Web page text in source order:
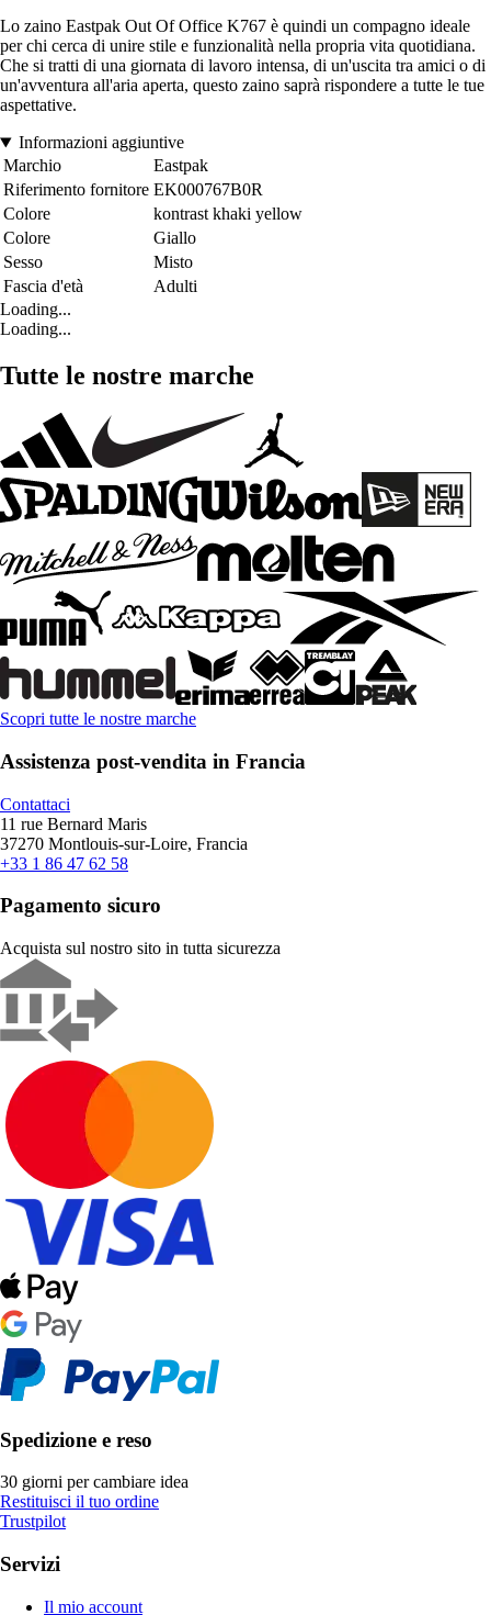
Lo zaino Eastpak Out Of Office K767 è quindi un compagno ideale
per chi cerca di unire stile e funzionalità nella propria vita quotidiana.
Che si tratti di una giornata di lavoro intensa, di un'uscita tra amici o di
un'avventura all'aria aperta, questo zaino saprà rispondere a tutte le tue
aspettative.
Informazioni aggiuntive
Marchio
Eastpak
Riferimento fornitore EK000767B0R
Colore
kontrast khaki yellow
Colore
Giallo
Sesso
Misto
Fascia d'età
Adulti
Loading...
Loading...
Tutte le nostre marche
Scopri tutte le nostre marche
Assistenza post-vendita in Francia
Contattaci
11 rue Bernard Maris
37270 Montlouis-sur-Loire, Francia
+33 1 86 47 62 58
Pagamento sicuro
Acquista sul nostro sito in tutta sicurezza
Spedizione e reso
30 giorni per cambiare idea
Restituisci il tuo ordine
Trustpilot
Servizi
Il mio account